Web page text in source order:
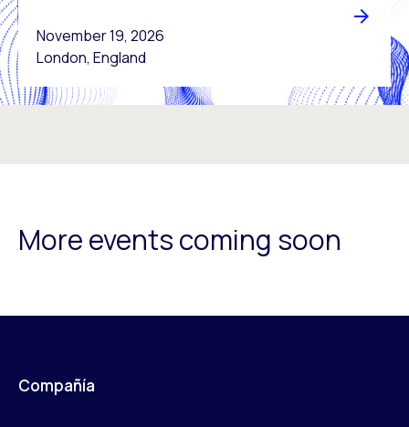
November 19, 2026
London, England
More events coming soon
Compañía